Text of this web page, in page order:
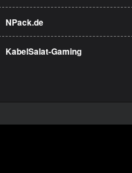
NPack.de
KabelSalat-Gaming